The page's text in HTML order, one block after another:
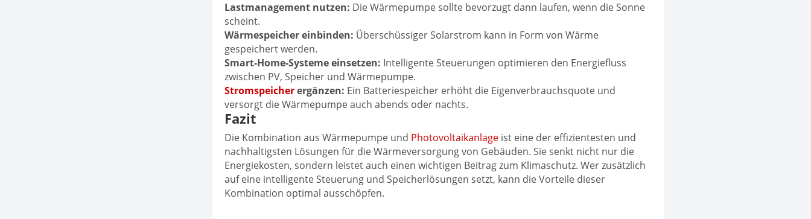
Lastmanagement nutzen: Die Wärmepumpe sollte bevorzugt dann laufen, wenn die Sonne
scheint.
Wärmespeicher einbinden: Überschüssiger Solarstrom kann in Form von Wärme
gespeichert werden.
Smart-Home-Systeme einsetzen: Intelligente Steuerungen optimieren den Energiefluss
zwischen PV, Speicher und Wärmepumpe.
Stromspeicherergänzen: Ein Batteriespeicher erhöht die Eigenverbrauchsquote und
versorgt die Wärmepumpe auch abends oder nachts.
Fazit
Die Kombination aus Wärmepumpe und Photovoltaikanlage ist eine der effizientesten und
nachhaltigsten Lösungen für die Wärmeversorgung von Gebäuden. Sie senkt nicht nur die
Energiekosten, sondern leistet auch einen wichtigen Beitrag zum Klimaschutz. Wer zusätzlich
auf eine intelligente Steuerung und Speicherlösungen setzt, kann die Vorteile dieser
Kombination optimal ausschöpfen.